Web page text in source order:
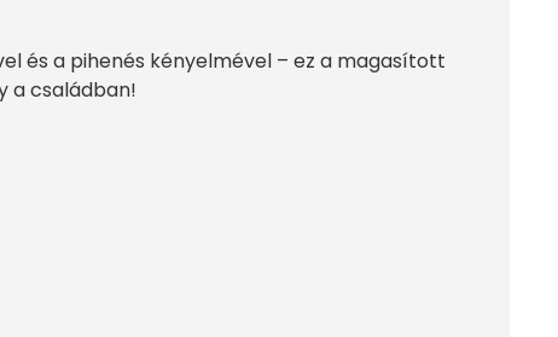
és a pihenés kényelmével – ez a magasított
a családban!